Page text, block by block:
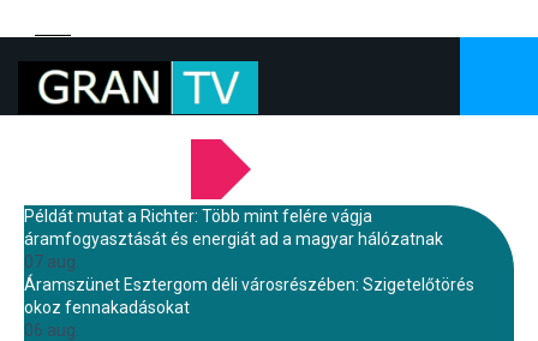
Példát mutat a Richter: Több mint felére vágja
áramfogyasztását és energiát ad a magyar hálózatnak
07 aug.
Áramszünet Esztergom déli városrészében: Szigetelőtörés
okoz fennakadásokat
06 aug.